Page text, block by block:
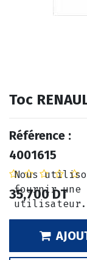
Toc
Référence :
4001615
35,700DT
Nous
fournir une
utilisateur.